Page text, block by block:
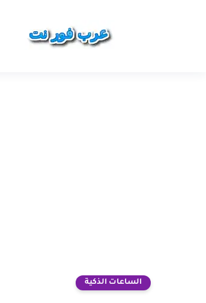
الساعات الذكية